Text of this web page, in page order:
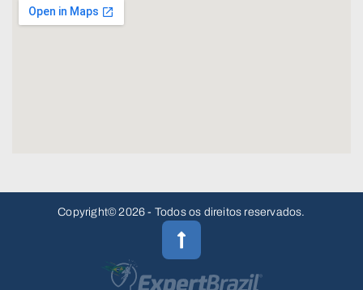
Copyright© 2026 - Todos os direitos reservados.